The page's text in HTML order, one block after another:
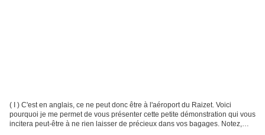
( I ) C'est en anglais, ce ne peut donc être à l'aéroport du Raizet. Voici
pourquoi je me permet de vous présenter cette petite démonstration qui vous
incitera peut-être à ne rien laisser de précieux dans vos bagages. Notez,